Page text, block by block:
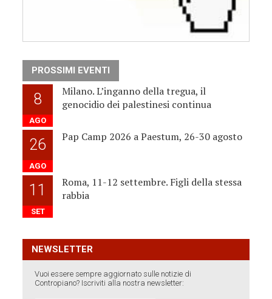
PROSSIMI EVENTI
8
AGO
Milano. L’inganno della tregua, il
genocidio dei palestinesi continua
26
AGO
Pap Camp 2026 a Paestum, 26-30 agosto
11
SET
Roma, 11-12 settembre. Figli della stessa
rabbia
NEWSLETTER
Vuoi essere sempre aggiornato sulle notizie di
Contropiano? Iscriviti alla nostra newsletter: